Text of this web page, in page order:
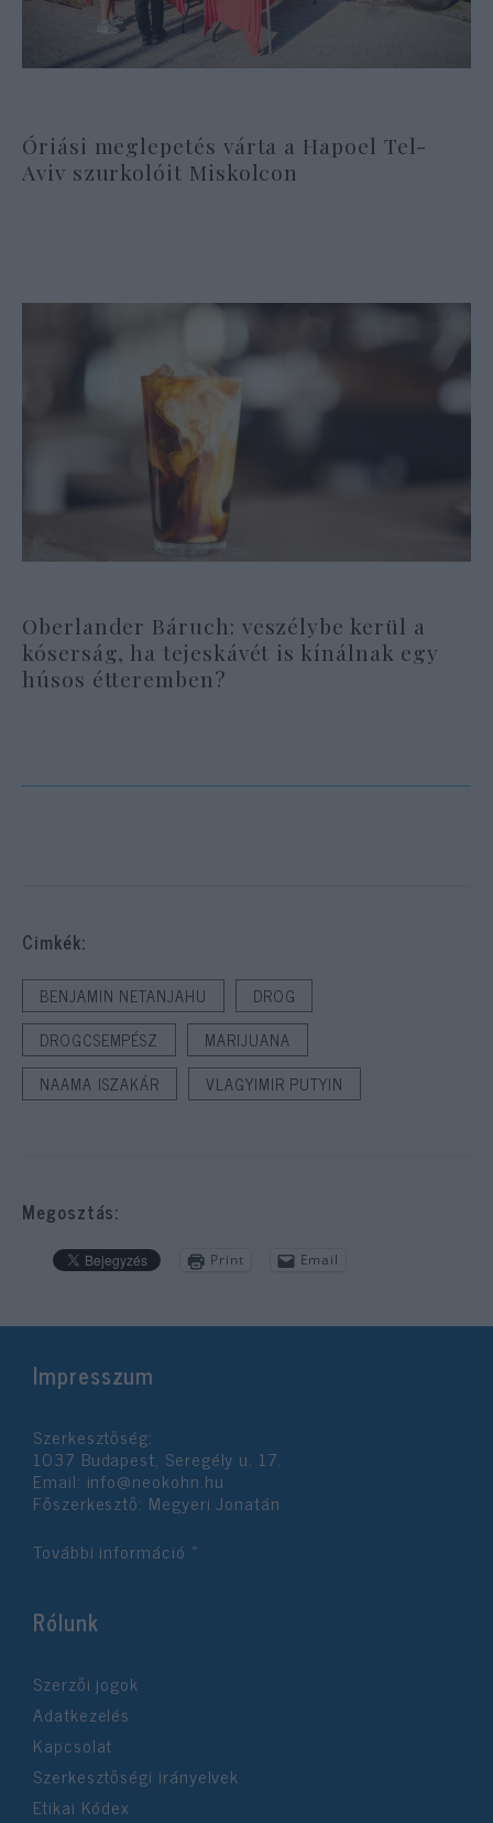
Óriási meglepetés várta a Hapoel Tel-
Aviv szurkolóit Miskolcon
Oberlander Báruch: veszélybe kerül a
kóserság, ha tejeskávét is kínálnak egy
húsos étteremben?
Cimkék:
BENJAMIN NETANJAHU
DROG
DROGCSEMPÉSZ
MARIJUANA
NAAMA ISZAKÁR
VLAGYIMIR PUTYIN
Megosztás:
Print Email
Impresszum
Szerkesztőség:
1037 Budapest, Seregély u. 17.
Email: info@neokohn.hu
Főszerkesztő: Megyeri Jonatán
További információ »
Rólunk
Szerzői jogok
Adatkezelés
Kapcsolat
Szerkesztőségi irányelvek
Etikai Kódex